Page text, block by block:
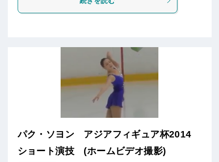
パク・ソヨン アジアフィギュア杯2014
ショート演技 (ホームビデオ撮影)